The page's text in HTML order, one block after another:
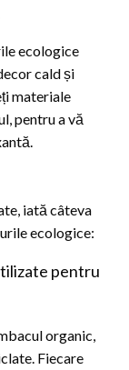
ecologice
cald și
materiale
pentru a vă
iată câteva
ecologice:
pentru
organic,
Fiecare